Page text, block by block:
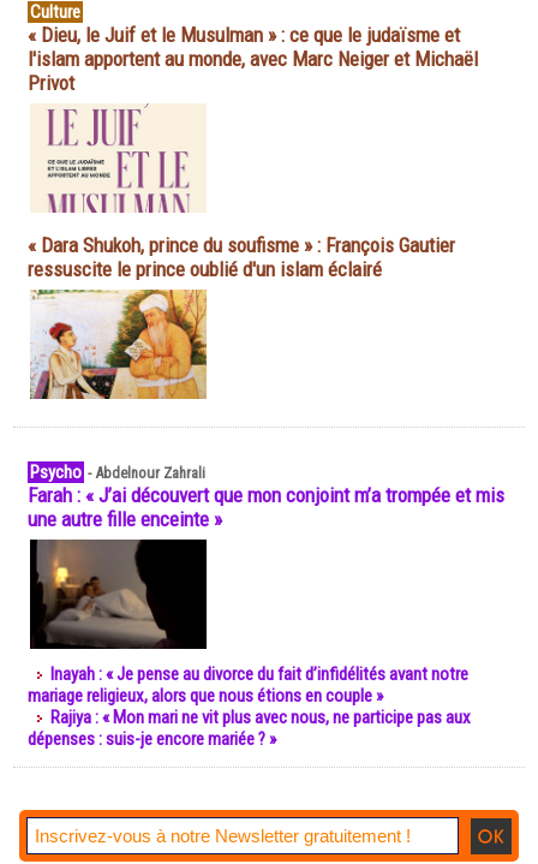
Culture
« Dieu, le Juif et le Musulman » : ce que le judaïsme et
l'islam apportent au monde, avec Marc Neiger et Michaël
Privot
« Dara Shukoh, prince du soufisme » : François Gautier
ressuscite le prince oublié d'un islam éclairé
Psycho -Abdelnour Zahrali
Farah : « J’ai découvert que mon conjoint m’a trompée et mis
une autre fille enceinte »
Inayah : « Je pense au divorce du fait d’infidélités avant notre
mariage religieux, alors que nous étions en couple »
Rajiya : « Mon mari ne vit plus avec nous, ne participe pas aux
dépenses : suis-je encore mariée ? »